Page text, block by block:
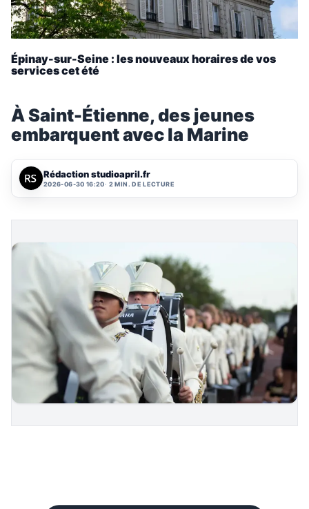
Épinay-sur-Seine : les nouveaux horaires de vos
services cet été
À Saint-Étienne, des jeunes
embarquent avec la Marine
Rédaction studioapril.fr
2026-06-30 16:20 2 MIN. DE LECTURE